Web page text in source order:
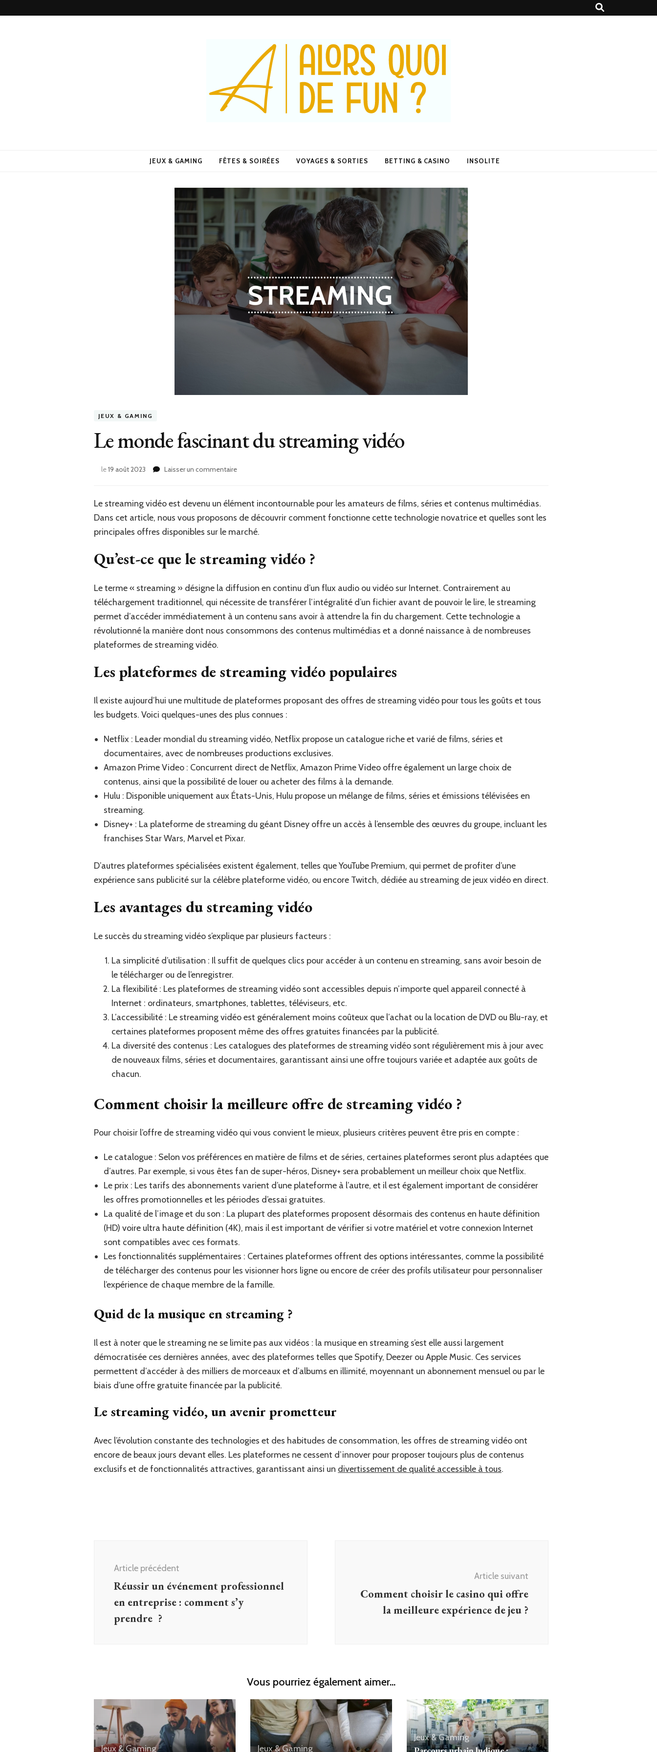
JEUX & GAMING FÊTES & SOIRÉES VOYAGES & SORTIES BETTING & CASINO INSOLITE
JEUX & GAMING
Le monde fascinant du streaming vidéo
le19 août 2023 Laisser un commentairesur
fascinant
streaming
vidéo
Le streaming vidéo est devenu un élément incontournable pour les amateurs de films, séries et contenus multimédias.
Dans cet article, nous vous proposons de découvrir comment fonctionne cette technologie novatrice et quelles sont les
principales offres disponibles sur le marché.
Qu’est-ce que le streaming vidéo ?
Le terme « streaming » désigne la diffusion en continu d’un flux audio ou vidéo sur Internet. Contrairement au
téléchargement traditionnel, qui nécessite de transférer l’intégralité d’un fichier avant de pouvoir le lire, le streaming
permet d’accéder immédiatement à un contenu sans avoir à attendre la fin du chargement. Cette technologie a
révolutionné la manière dont nous consommons des contenus multimédias et a donné naissance à de nombreuses
plateformes de streaming vidéo.
Les plateformes de streaming vidéo populaires
Il existe aujourd’hui une multitude de plateformes proposant des offres de streaming vidéo pour tous les goûts et tous
les budgets. Voici quelques-unes des plus connues :
Netflix : Leader mondial du streaming vidéo, Netflix propose un catalogue riche et varié de films, séries et
documentaires, avec de nombreuses productions exclusives.
Amazon Prime Video : Concurrent direct de Netflix, Amazon Prime Video offre également un large choix de
contenus, ainsi que la possibilité de louer ou acheter des films à la demande.
Hulu : Disponible uniquement aux États-Unis, Hulu propose un mélange de films, séries et émissions télévisées en
streaming.
Disney+ : La plateforme de streaming du géant Disney offre un accès à l’ensemble des œuvres du groupe, incluant les
franchises Star Wars, Marvel et Pixar.
D’autres plateformes spécialisées existent également, telles que YouTube Premium, qui permet de profiter d’une
expérience sans publicité sur la célèbre plateforme vidéo, ou encore Twitch, dédiée au streaming de jeux vidéo en direct.
Les avantages du streaming vidéo
Le succès du streaming vidéo s’explique par plusieurs facteurs :
La simplicité d’utilisation : Il suffit de quelques clics pour accéder à un contenu en streaming, sans avoir besoin de
le télécharger ou de l’enregistrer.
La flexibilité : Les plateformes de streaming vidéo sont accessibles depuis n’importe quel appareil connecté à
Internet : ordinateurs, smartphones, tablettes, téléviseurs, etc.
L’accessibilité : Le streaming vidéo est généralement moins coûteux que l’achat ou la location de DVD ou Blu-ray, et
certaines plateformes proposent même des offres gratuites financées par la publicité.
La diversité des contenus : Les catalogues des plateformes de streaming vidéo sont régulièrement mis à jour avec
de nouveaux films, séries et documentaires, garantissant ainsi une offre toujours variée et adaptée aux goûts de
chacun.
Comment choisir la meilleure offre de streaming vidéo ?
Pour choisir l’offre de streaming vidéo qui vous convient le mieux, plusieurs critères peuvent être pris en compte :
Le catalogue : Selon vos préférences en matière de films et de séries, certaines plateformes seront plus adaptées que
d’autres. Par exemple, si vous êtes fan de super-héros, Disney+ sera probablement un meilleur choix que Netflix.
Le prix : Les tarifs des abonnements varient d’une plateforme à l’autre, et il est également important de considérer
les offres promotionnelles et les périodes d’essai gratuites.
La qualité de l’image et du son : La plupart des plateformes proposent désormais des contenus en haute définition
(HD) voire ultra haute définition (4K), mais il est important de vérifier si votre matériel et votre connexion Internet
sont compatibles avec ces formats.
Les fonctionnalités supplémentaires : Certaines plateformes offrent des options intéressantes, comme la possibilité
de télécharger des contenus pour les visionner hors ligne ou encore de créer des profils utilisateur pour personnaliser
l’expérience de chaque membre de la famille.
Quid de la musique en streaming ?
Il est à noter que le streaming ne se limite pas aux vidéos : la musique en streaming s’est elle aussi largement
démocratisée ces dernières années, avec des plateformes telles que Spotify, Deezer ou Apple Music. Ces services
permettent d’accéder à des milliers de morceaux et d’albums en illimité, moyennant un abonnement mensuel ou par le
biais d’une offre gratuite financée par la publicité.
Le streaming vidéo, un avenir prometteur
Avec l’évolution constante des technologies et des habitudes de consommation, les offres de streaming vidéo ont
encore de beaux jours devant elles. Les plateformes ne cessent d’innover pour proposer toujours plus de contenus
exclusifs et de fonctionnalités attractives, garantissant ainsi un divertissement de qualité accessible à tous.
d'article
Article précédent
Réussir un événement professionnel
en entreprise : comment s’y
prendre ?
Article suivant
Comment choisir le casino qui offre
la meilleure expérience de jeu ?
Vous pourriez également aimer...
Jeux & Gaming Jeux & Gaming
Jeux & Gaming